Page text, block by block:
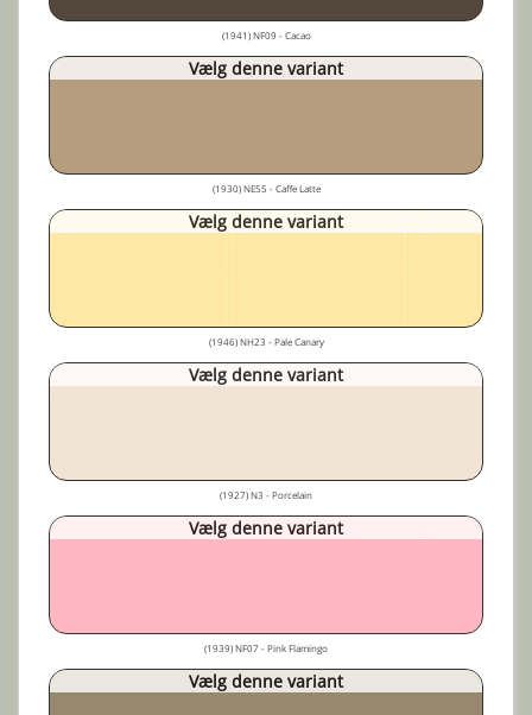
(1941) NF09 - Cacao
Vælg denne variant
(1930) NE55 - Caffe Latte
Vælg denne variant
(1946) NH23 - Pale Canary
Vælg denne variant
(1927) N3 - Porcelain
Vælg denne variant
(1939) NF07 - Pink Flamingo
Vælg denne variant